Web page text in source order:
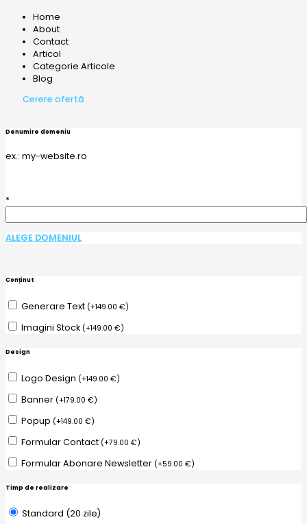
Home
About
Contact
Articol
Categorie Articole
Blog
Cerere ofertă
Denumire domeniu
ex.: my-website.ro
*
ALEGE DOMENIUL
Conținut
Generare Text (+149.00 €)
Imagini Stock (+149.00 €)
Design
Logo Design (+149.00 €)
Banner (+179.00 €)
Popup (+149.00 €)
Formular Contact (+79.00 €)
Formular Abonare Newsletter (+59.00 €)
Timp de realizare
Standard (20 zile)